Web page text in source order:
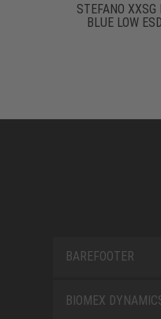
STEFANO
BLUE LOW
BAREFOOTER
BIOMEX